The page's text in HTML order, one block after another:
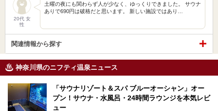
20代 女
性
土曜の夜にも関わらず人が少なく、ゆっくりできました。 サウナ
ありで690円は破格だと思います。 新しい施設ではあり…
関連情報から探す
神奈川県のニフティ温泉ニュース
「サウナリゾート＆スパ ブルーオーシャン」オー
プン！サウナ・水風呂・24時間ラウンジを本気レビ
ュー